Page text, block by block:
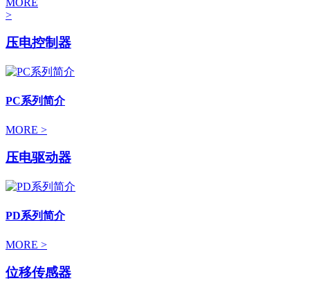
>
压电控制器
PC系列简介
MORE >
压电驱动器
PD系列简介
MORE >
位移传感器